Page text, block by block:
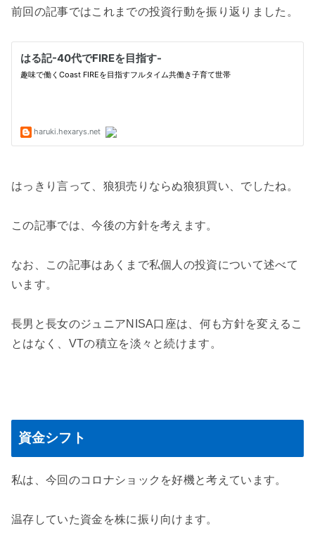
前回の記事ではこれまでの投資行動を振り返りました。
はっきり言って、狼狽売りならぬ狼狽買い、でしたね。
この記事では、今後の方針を考えます。
なお、この記事はあくまで私個人の投資について述べて
います。
長男と長女のジュニアNISA口座は、何も方針を変えるこ
とはなく、VTの積立を淡々と続けます。
資金シフト
私は、今回のコロナショックを好機と考えています。
温存していた資金を株に振り向けます。